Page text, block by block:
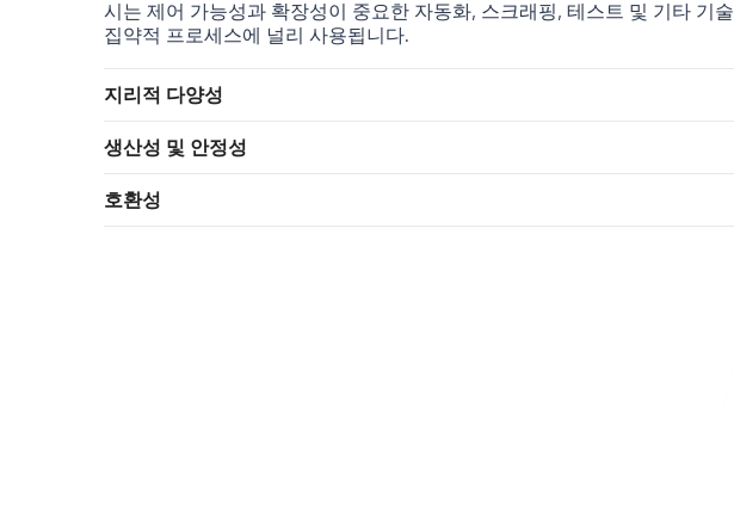
시는 제어 가능성과 확장성이 중요한 자동화, 스크래핑, 테스트 및 기타 기술
집약적 프로세스에 널리 사용됩니다.
지리적 다양성
생산성 및 안정성
호환성